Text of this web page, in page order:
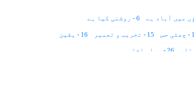
6 - روشنی کیا ہے
15 - تخریب و تعمیر 16 - یقین
26 - سیاہ تختہ